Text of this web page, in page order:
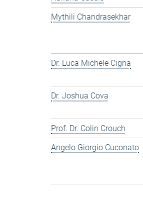
Mythili Chandrasekhar
Dr. Luca Michele Cigna
Dr. Joshua Cova
Prof. Dr. Colin Crouch
Angelo Giorgio Cuconato